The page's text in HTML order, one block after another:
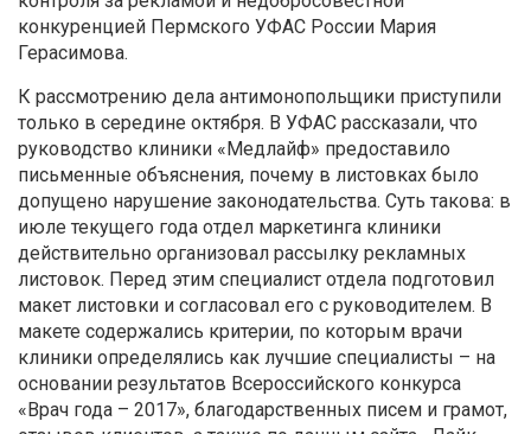
конкуренцией Пермского УФАС России Мария
Герасимова.
К рассмотрению дела антимонопольщики приступили
только в середине октября. В УФАС рассказали, что
руководство клиники «Медлайф» предоставило
письменные объяснения, почему в листовках было
допущено нарушение законодательства. Суть такова: в
июле текущего года отдел маркетинга клиники
действительно организовал рассылку рекламных
листовок. Перед этим специалист отдела подготовил
макет листовки и согласовал его с руководителем. В
макете содержались критерии, по которым врачи
клиники определялись как лучшие специалисты – на
основании результатов Всероссийского конкурса
«Врач года – 2017», благодарственных писем и грамот,